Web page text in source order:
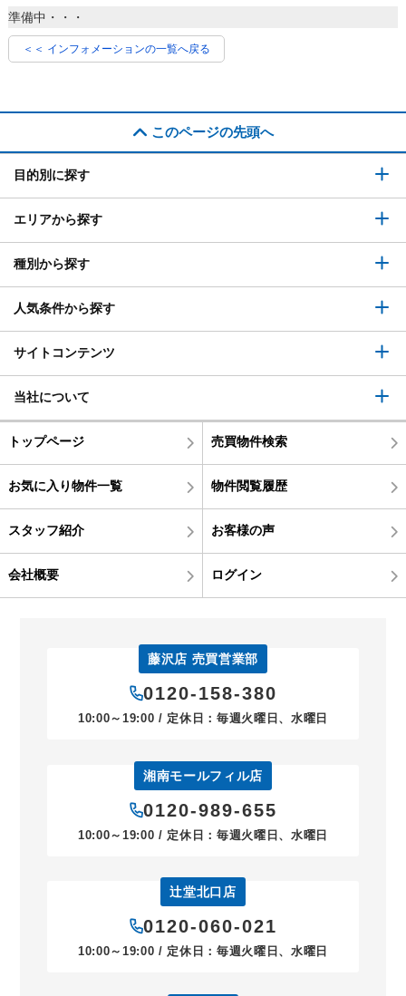
準備中・・・
＜＜ インフォメーションの一覧へ戻る
このページの先頭へ
目的別に探す
エリアから探す
種別から探す
人気条件から探す
サイトコンテンツ
当社について
トップページ 売買物件検索
お気に入り物件一覧 物件閲覧履歴
スタッフ紹介 お客様の声
会社概要 ログイン
藤沢店 売買営業部
0120-158-380
10:00～19:00 / 定休日：毎週火曜日、水曜日
湘南モールフィル店
0120-989-655
10:00～19:00 / 定休日：毎週火曜日、水曜日
辻堂北口店
0120-060-021
10:00～19:00 / 定休日：毎週火曜日、水曜日